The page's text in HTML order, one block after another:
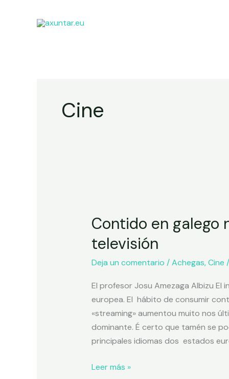
Cine
Contido en galego
televisión
Deja un comentario /Achegas,Cine /
El profesor Josu Amezaga Albizu El
europea. El hábito de consumir
«streaming» aumentou muito nos
dominante. É certo que tamén se
principales idiomas dos estados
Leer más »